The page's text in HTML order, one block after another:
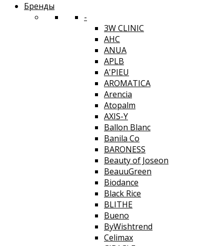
Бренды
-
3W CLINIC
AHC
ANUA
APLB
A'PIEU
AROMATICA
Arencia
Atopalm
AXIS-Y
Ballon Blanc
Banila Co
BARONESS
Beauty of Joseon
BeauuGreen
Biodance
Black Rice
BLITHE
Bueno
ByWishtrend
Celimax